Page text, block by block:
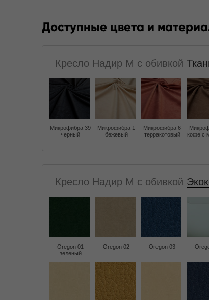
Доступные цвета и
Кресло Надир M с обивкой
Микрофибра 39
черный
Микрофибра 1
бежевый
Микрофибра 6
терракотовый
кофе с
Кресло Надир M с обивкой
Oregon 01
зеленый
Oregon 02 Oregon 03